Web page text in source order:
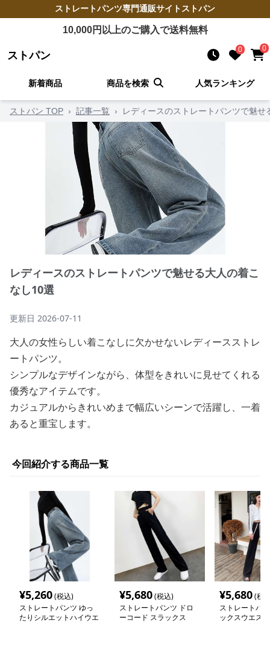
ストレートパンツ専門通販サイト ストパン
10,000円以上のご購入で送料無料
ストパン 0 0
新着商品 商品を検索 人気ランキング
ストパン TOP › 記事一覧 › レディースのストレートパンツで魅せ
レディースのストレートパンツで魅せる大人の着こ
なし10選
更新日 2026-07-11
大人の女性らしい着こなしに欠かせないレディースストレ
ートパンツ。
シンプルなデザインながら、体型をきれいに見せてくれる
優秀なアイテムです。
カジュアルからきれいめまで幅広いシーンで活躍し、一着
あると重宝します。
今回紹介する商品一覧
¥5,260(税込)
ストレートパンツ ゆっ
たりシルエットハイウエ
¥5,680(税込)
ストレートパンツ ドロ
ーコード スラックス
¥5,680(税
ストレートパ
ックスウエス